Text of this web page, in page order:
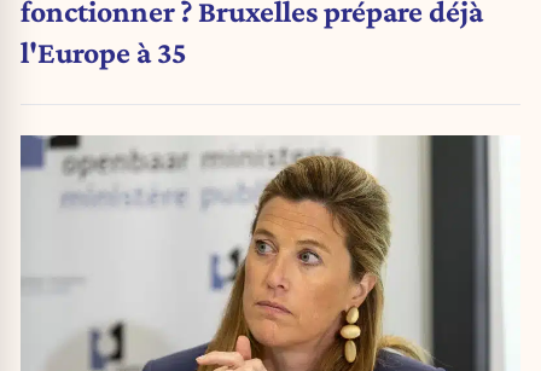
fonctionner ? Bruxelles prépare déjà
l'Europe à 35